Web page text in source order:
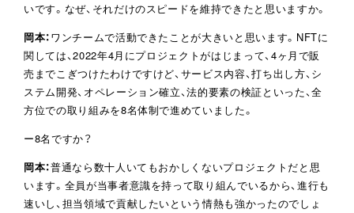
いです。なぜ、それだけのスピードを維持できたと思いますか。
岡本：ワンチームで活動できたことが大きいと思います。NFTに
関しては、2022年4月にプロジェクトがはじまって、4ヶ月で販
売までこぎつけたわけですけど、サービス内容、打ち出し方、シ
ステム開発、オペレーション確立、法的要素の検証といった、全
方位での取り組みを8名体制で進めていました。
ー8名ですか？
岡本：普通なら数十人いてもおかしくないプロジェクトだと思
います。全員が当事者意識を持って取り組んでいるから、進行も
速いし、担当領域で貢献したいという情熱も強かったのでしょ